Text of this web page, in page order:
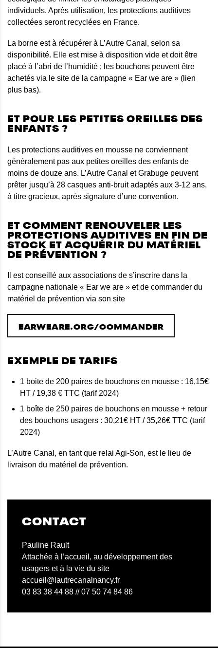
individuels. Après utilisation, les protections auditives
collectées seront recyclées en France.
La borne est à récupérer à L’Autre Canal, selon sa
disponibilité. Elle est mise à disposition vide et doit être
placé à l’abri de l’humidité ; les bouchons peuvent être
achetés via le site de la campagne « Ear we are » (lien
plus bas).
ET POUR LES PETITES OREILLES DES
ENFANTS ?
Les protections auditives en mousse ne conviennent
généralement pas aux petites oreilles des enfants de
moins de douze ans. L’Autre Canal et Grabuge peuvent
prêter jusqu’à 28 casques anti-bruit adaptés aux 3-12 ans,
à titre gracieux, après signature d’une convention.
ET COMMENT RENOUVELER LES
PROTECTIONS AUDITIVES EN FIN DE
STOCK ET ACQUÉRIR DU MATÉRIEL
DE PRÉVENTION ?
Il est conseillé aux associations de s’inscrire dans la
campagne nationale « Ear we are » et de commander du
matériel de prévention via son site
EARWEARE.ORG/COMMANDER
EXEMPLE DE TARIFS
1 boite de 200 paires de bouchons en mousse : 16,15€
HT / 19,38 € TTC (tarif 2024)
1 boîte de 250 paires de bouchons en mousse + retour
des bouchons usagers : 30,21€ HT / 35,26€ TTC (tarif
2024)
L’Autre Canal, en tant que relai Agi-Son, est le lieu de
livraison du matériel de prévention.
CONTACT
Pauline Rault
Attachée à l’accueil, au développement des
usagers et à la vie du site
accueil@lautrecanalnancy.fr
03 83 38 44 88 // 07 50 74 84 86